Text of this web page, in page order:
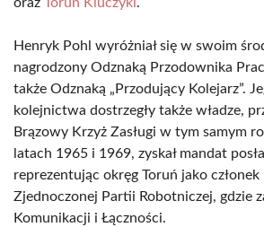
Henryk Pohl wyróżniał się w swoim
nagrodzony Odznaką Przodownika
także Odznaką „Przodujący Kolejarz”.
kolejnictwa dostrzegły także władze,
Brązowy Krzyż Zasługi w tym samym
latach 1965 i 1969, zyskał mandat
reprezentując okręg Toruń jako członek
Zjednoczonej Partii Robotniczej, gdzie
Komunikacji i Łączności.